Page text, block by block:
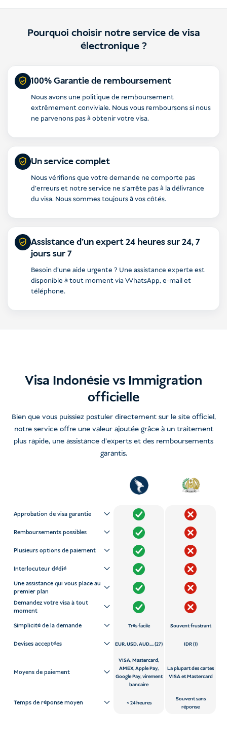
Extension
Pourquoi choisir notre service de visa
électronique ?
100% Garantie de remboursement
Nous avons une politique de remboursement
extrêmement conviviale. Nous vous remboursons si nous
ne parvenons pas à obtenir votre visa.
Un service complet
Nous vérifions que votre demande ne comporte pas
d'erreurs et notre service ne s'arrête pas à la délivrance
du visa. Nous sommes toujours à vos côtés.
Assistance d'un expert 24 heures sur 24, 7
jours sur 7
Besoin d'une aide urgente ? Une assistance experte est
disponible à tout moment via WhatsApp, e-mail et
téléphone.
Visa Indonésie vs Immigration
officielle
Bien que vous puissiez postuler directement sur le site officiel,
notre service offre une valeur ajoutée grâce à un traitement
plus rapide, une assistance d'experts et des remboursements
garantis.
Approbation de visa garantie
Remboursements possibles
Plusieurs options de paiement
Interlocuteur dédié
Une assistance qui vous place au
premier plan
Demandez votre visa à tout
moment
Simplicité de la demande
Très facile Souvent frustrant
Devises acceptées EUR, USD, AUD,... (27) IDR (1)
Moyens de paiement
VISA, Mastercard,
AMEX, Apple Pay,
Google Pay, virement
bancaire
La plupart des cartes
VISA et Mastercard
Temps de réponse moyen 24 heures
Souvent sans
réponse